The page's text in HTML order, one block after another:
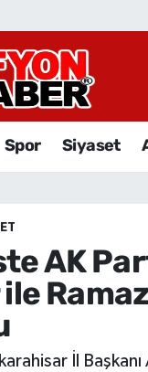
Spor Siyaset
AK
İl Başkanı